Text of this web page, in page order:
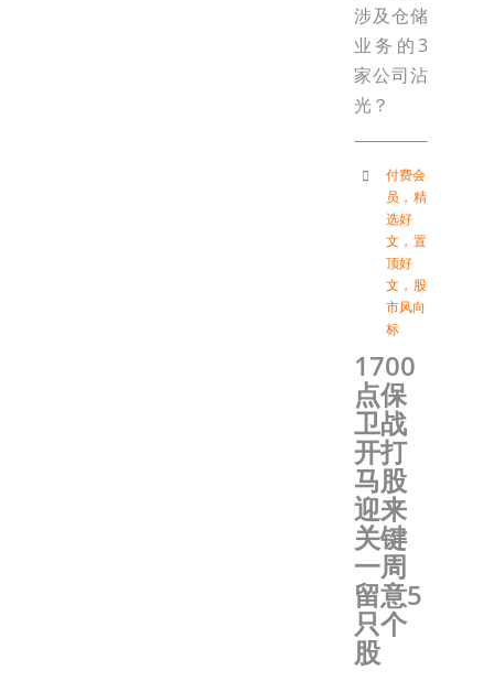
涉及仓储
业务的3
家公司沾
光？
付费会
员 ， 精
选好
文 ， 置
顶好
文 ， 股
市风向
标
1700
点保
卫战
开打
马股
迎来
关键
一周
留意5
只个
股